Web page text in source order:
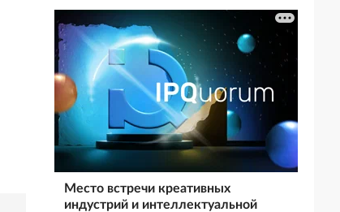
Место встречи креативных
индустрий и интеллектуальной